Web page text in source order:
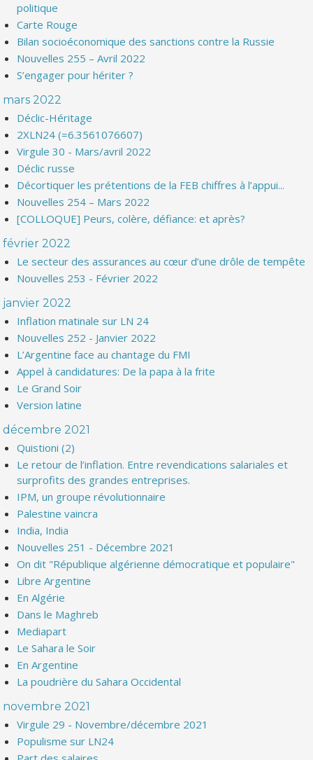
politique
Carte Rouge
Bilan socioéconomique des sanctions contre la Russie
Nouvelles 255 – Avril 2022
S’engager pour hériter ?
mars 2022
Déclic-Héritage
2XLN24 (=6.3561076607)
Virgule 30 - Mars/avril 2022
Déclic russe
Décortiquer les prétentions de la FEB chiffres à l’appui...
Nouvelles 254 – Mars 2022
[COLLOQUE] Peurs, colère, défiance: et après?
février 2022
Le secteur des assurances au cœur d’une drôle de tempête
Nouvelles 253 - Février 2022
janvier 2022
Inflation matinale sur LN 24
Nouvelles 252 - Janvier 2022
L’Argentine face au chantage du FMI
Appel à candidatures: De la papa à la frite
Le Grand Soir
Version latine
décembre 2021
Quistioni (2)
Le retour de l’inflation. Entre revendications salariales et
surprofits des grandes entreprises.
IPM, un groupe révolutionnaire
Palestine vaincra
India, India
Nouvelles 251 - Décembre 2021
On dit "République algérienne démocratique et populaire"
Libre Argentine
En Algérie
Dans le Maghreb
Mediapart
Le Sahara le Soir
En Argentine
La poudrière du Sahara Occidental
novembre 2021
Virgule 29 - Novembre/décembre 2021
Populisme sur LN24